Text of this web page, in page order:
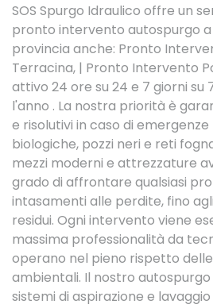
SOS Spurgo Idraulico offre un
pronto intervento autospurgo
provincia anche: Pronto
Terracina, | Pronto Intervento
attivo 24 ore su 24 e 7 giorni su
l'anno . La nostra priorità è
e risolutivi in caso di
biologiche, pozzi neri e reti
mezzi moderni e attrezzature
grado di affrontare qualsiasi
intasamenti alle perdite, fino
residui. Ogni intervento viene
massima professionalità da
operano nel pieno rispetto
ambientali. Il nostro
sistemi di aspirazione e